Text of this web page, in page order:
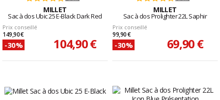
MILLET
Sac à dos Ubic 25 E-Black Dark Red
Prix conseillé
149,90 €
-30% 104,90 €
MILLET
Sac à dos Prolighter 22L Saphir
Prix conseillé
99,90 €
-30% 69,90 €